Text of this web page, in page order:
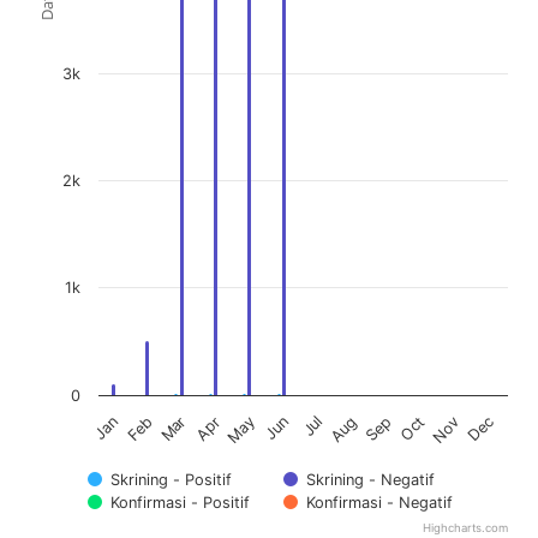
Skrining - Positif
Skrining - Negatif
Konfirmasi - Positif
Konfirmasi - Negatif
Jan Feb Mar Apr May Jun Jul Aug Sep Oct Nov Dec
0
1k
2k
3k
Highcharts.com